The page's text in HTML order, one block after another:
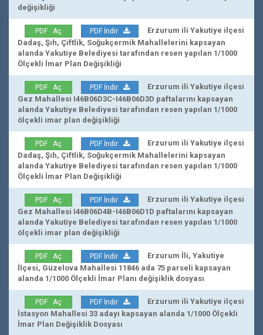
değişikliği
PDF Aç PDF İndir
Erzurum ili Yakutiye ilçesi
Dadaş, Şıh, Çiftlik, Soğukçermik Mahallelerini kapsayan
alanda Yakutiye Belediyesi tarafından resen yapılan 1/1000
Ölçekli İmar Plan Değişikliği
PDF Aç PDF İndir
Erzurum ili Yakutiye ilçesi
Gez Mahallesi I46B06D3C-I46B06D3D paftalarını kapsayan
alanda Yakutiye Belediyesi tarafından resen yapılan 1/1000
ölçekli imar plan değişikliği
PDF Aç PDF İndir
Erzurum ili Yakutiye ilçesi
Dadaş, Şıh, Çiftlik, Soğukçermik Mahallelerini kapsayan
alanda Yakutiye Belediyesi tarafından resen yapılan 1/1000
Ölçekli İmar Plan Değişikliği
PDF Aç PDF İndir
Erzurum ili Yakutiye ilçesi
Gez Mahallesi I46B06D4B-I46B06D1D paftalarını kapsayan
alanda Yakutiye Belediyesi tarafından resen yapılan 1/1000
ölçekli imar plan değişikliği
PDF Aç PDF İndir
Erzurum İli, Yakutiye
İlçesi, Güzelova Mahallesi 11846 ada 75 parseli kapsayan
alanda 1/1000 Ölçekli İmar Planı değişiklik dosyası
PDF Aç PDF İndir
Erzurum ili Yakutiye ilçesi
İstasyon Mahallesi 33 adayı kapsayan alanda 1/1000 Ölçekli
İmar Plan Değişiklik Dosyası